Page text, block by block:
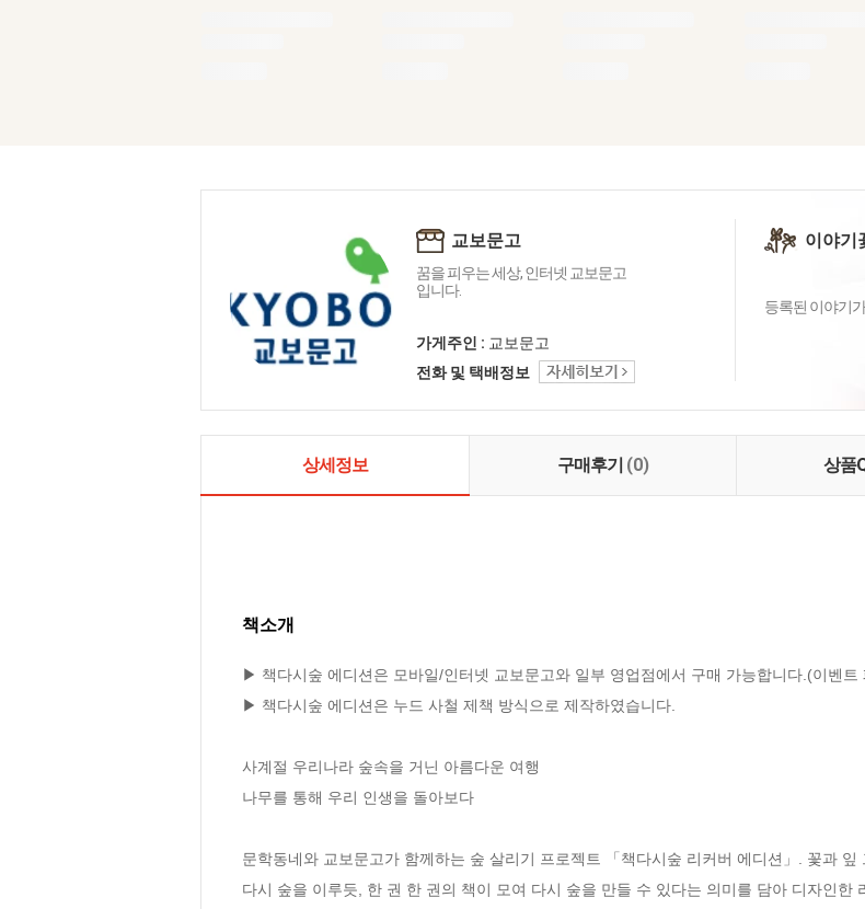
교보문고
꿈을 피우는 세상, 인터넷 교보문고
입니다.
가게주인 : 교보문고
전화 및 택배정보
이야기
등록된 이야기
상세정보 구매후기 (0) 상품
책소개
▶ 책다시숲 에디션은 모바일/인터넷 교보문고와 일부 영업점에서 구매 가능합니다.(이벤트
▶ 책다시숲 에디션은 누드 사철 제책 방식으로 제작하였습니다.
사계절 우리나라 숲속을 거닌 아름다운 여행
나무를 통해 우리 인생을 돌아보다
문학동네와 교보문고가 함께하는 숲 살리기 프로젝트 「책다시숲 리커버 에디션」. 꽃과
다시 숲을 이루듯, 한 권 한 권의 책이 모여 다시 숲을 만들 수 있다는 의미를 담아 디자인한